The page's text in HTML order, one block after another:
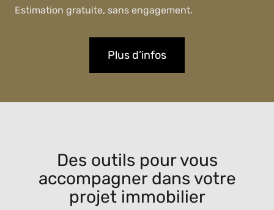
Estimation gratuite, sans engagement.
Plus d’infos
Des outils pour vous
accompagner dans votre
projet immobilier